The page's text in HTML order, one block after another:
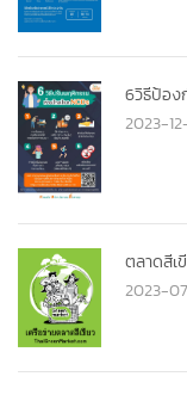
6วิธีป้อง
2023-
ตลาดสีเ
2023-